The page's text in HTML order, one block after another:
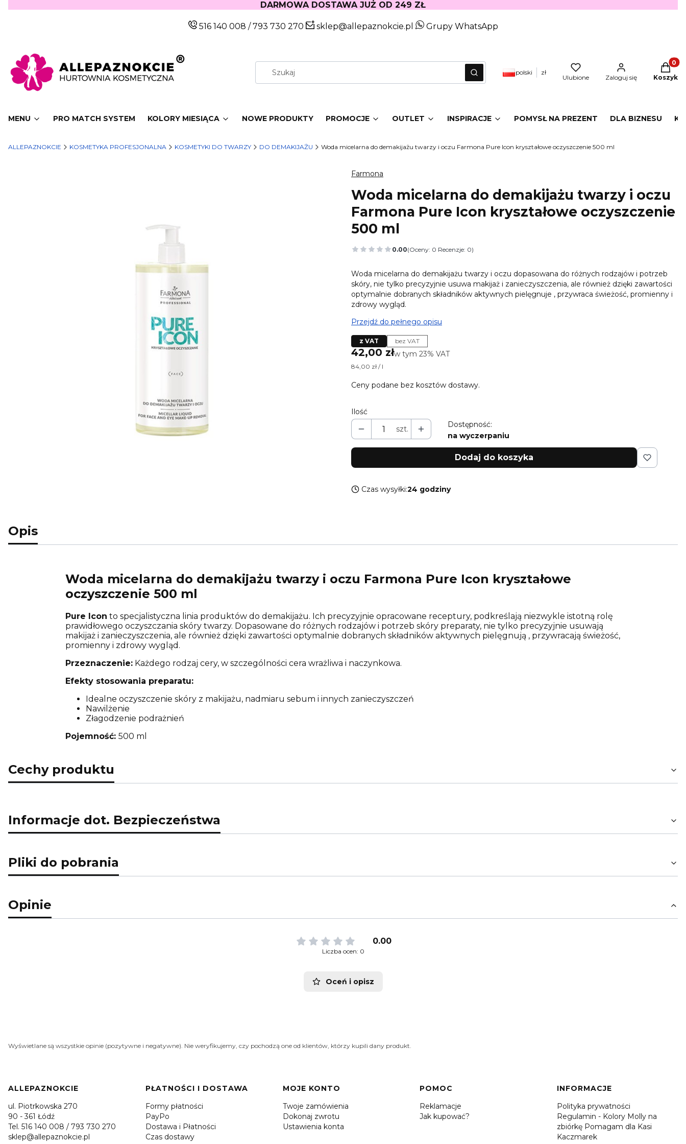
DARMOWA DOSTAWA JUŻ OD 249 ZŁ
516 140 008 /793 730 270 sklep@allepaznokcie.pl Grupy WhatsApp
WyczyśćSzukaj polski zł
Ulubione Zaloguj się Koszyk
MENU PRO MATCH SYSTEM KOLORY MIESIĄCA NOWE PRODUKTY PROMOCJE OUTLET INSPIRACJE POMYSŁ NA PREZENT DLA BIZNESU
ALLEPAZNOKCIE KOSMETYKA PROFESJONALNA KOSMETYKI DO TWARZY DO DEMAKIJAŻU Woda micelarna do demakijażu twarzy i oczu Farmona Pure Icon kryształowe oczyszczenie 500 ml
Farmona
Woda micelarna do demakijażu twarzy i oczu
Farmona Pure Icon kryształowe oczyszczenie
500 ml
0.00(Oceny: 0 Recenzje: 0)
Przejdź do sekcji Opinie
Woda micelarna do demakijażu twarzy i oczu dopasowana do różnych rodzajów i potrzeb
skóry, nie tylko precyzyjnie usuwa makijaż i zanieczyszczenia, ale również dzięki zawartości
optymalnie dobranych składników aktywnych pielęgnuje , przywraca świeżość, promienny i
zdrowy wygląd.
Przejdź do pełnego opisu
z VAT bez VAT
Cena
42,00 złw tym 23% VAT
w tym 23% VAT
84,00 zł / l
Ceny podane bez kosztów dostawy.
Ilość
szt.
Dostępność:
na wyczerpaniu
Dodaj do koszyka
Czas wysyłki:24 godziny
Opis
Woda micelarna do demakijażu twarzy i oczu Farmona Pure Icon kryształowe
oczyszczenie 500 ml
Pure Icon to specjalistyczna linia produktów do demakijażu. Ich precyzyjnie opracowane receptury, podkreślają niezwykle istotną rolę
prawidłowego oczyszczania skóry twarzy. Dopasowane do różnych rodzajów i potrzeb skóry preparaty, nie tylko precyzyjnie usuwają
makijaż i zanieczyszczenia, ale również dzięki zawartości optymalnie dobranych składników aktywnych pielęgnują , przywracają świeżość,
promienny i zdrowy wygląd.
Przeznaczenie: Każdego rodzaj cery, w szczególności cera wrażliwa i naczynkowa.
Efekty stosowania preparatu:
Idealne oczyszczenie skóry z makijażu, nadmiaru sebum i innych zanieczyszczeń
Nawilżenie
Złagodzenie podrażnień
Pojemność: 500 ml
Cechy produktu
Informacje dot. Bezpieczeństwa
Pliki do pobrania
Opinie
0.00
Liczba ocen: 0
Oceń i opisz
Wyświetlane są wszystkie opinie (pozytywne i negatywne). Nie weryfikujemy, czy pochodzą one od klientów, którzy kupili dany produkt.
Linki w stopce
ALLEPAZNOKCIE
ul. Piotrkowska 270
90 - 361 Łódź
Tel. 516 140 008 / 793 730 270
sklep@allepaznokcie.pl
PŁATNOŚCI I DOSTAWA
Formy płatności
PayPo
Dostawa i Płatności
Czas dostawy
MOJE KONTO
Twoje zamówienia
Dokonaj zwrotu
Ustawienia konta
POMOC
Reklamacje
Jak kupować?
INFORMACJE
Polityka prywatności
Regulamin - Kolory Molly na
zbiórkę Pomagam dla Kasi
Kaczmarek